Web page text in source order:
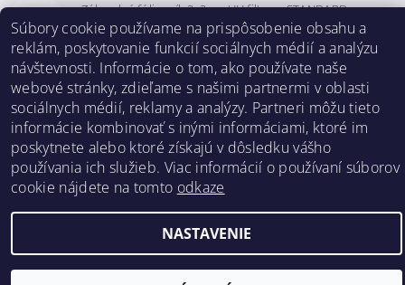
Záhradný fóliovník 2x2m s UV filtrom STANDARD
|
MmzHrrdb
1
Bestent.cz | Heureka.sk
Vytvoril Shoptet
Súbory cookie používame na prispôsobenie obsahu a
reklám, poskytovanie funkcií sociálnych médií a analýzu
návštevnosti. Informácie o tom, ako používate naše
webové stránky, zdieľame s našimi partnermi v oblasti
sociálnych médií, reklamy a analýzy. Partneri môžu tieto
informácie kombinovať s inými informáciami, ktoré im
poskytnete alebo ktoré získajú v dôsledku vášho
používania ich služieb. Viac informácií o používaní súborov
cookie nájdete na tomto odkaze
NASTAVENIE